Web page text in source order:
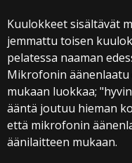
Kuulokkeet sisältävät
jemmattu toisen
pelatessa naaman
Mikrofonin
mukaan luokkaa;
ääntä joutuu hieman
että mikrofonin
äänilaitteen mukaan.